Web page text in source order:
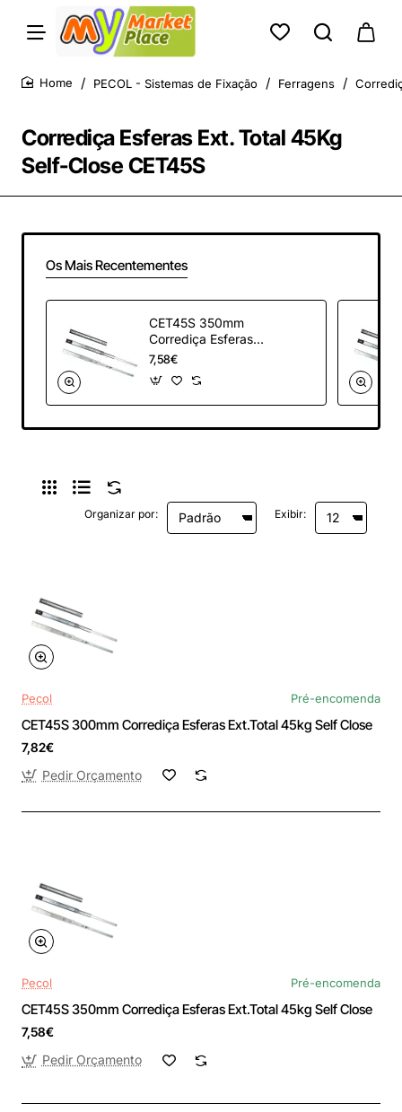
Corrediça Esferas Ext. Total 45Kg
Self-Close CET45S
PECOL - Sistemas de Fixação Ferragens
Os Mais Recentementes
CET45S 350mm
Corrediça Esferas
Ext.Total 45kg Self
Close
7,58€
Organizar por: Exibir:
Pecol Pré-encomenda
CET45S 300mm Corrediça Esferas Ext.Total 45kg Self Close
7,82€
Pedir Orçamento
Pecol Pré-encomenda
CET45S 350mm Corrediça Esferas Ext.Total 45kg Self Close
7,58€
Pedir Orçamento